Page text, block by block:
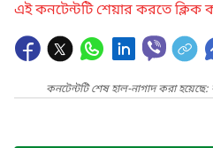
এই কনটেন্টটি শেয়ার করতে
কনটেন্টটি শেষ হাল-নাগাদ করা